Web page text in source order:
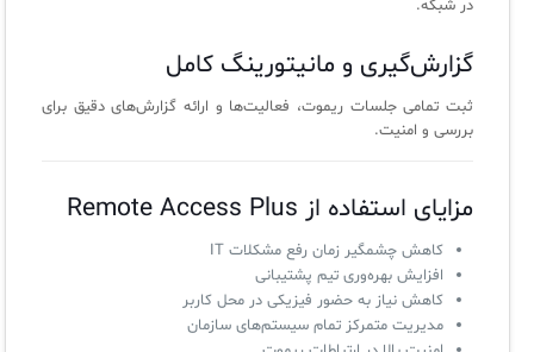
در شبکه.
گزارش‌گیری و مانیتورینگ کامل
ثبت تمامی جلسات ریموت، فعالیت‌ها و ارائه گزارش‌های دقیق برای
بررسی و امنیت.
مزایای استفاده از Remote Access Plus
کاهش چشمگیر زمان رفع مشکلات IT
افزایش بهره‌وری تیم پشتیبانی
کاهش نیاز به حضور فیزیکی در محل کاربر
مدیریت متمرکز تمام سیستم‌های سازمان
ManageEngine Malware Protection Plus
سامانه مدیریت دسترسی ممتاز
سامانه مدیریت و مانیتورینگ شبکه